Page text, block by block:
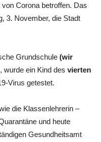
Corona betroffen. Das
3. November, die Stadt
Grundschule (wir
, wurde ein Kind des vierten
Virus getestet.
die Klassenlehrerin –
und heute
Gesundheitsamt